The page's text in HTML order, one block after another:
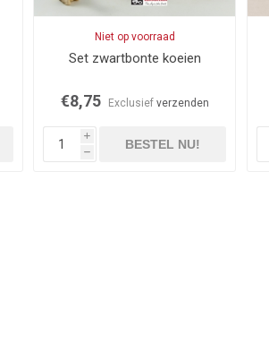
Niet op voorraad
Set zwartbonte koeien
€8,75 Exclusief verzenden
i
h
BESTEL NU!